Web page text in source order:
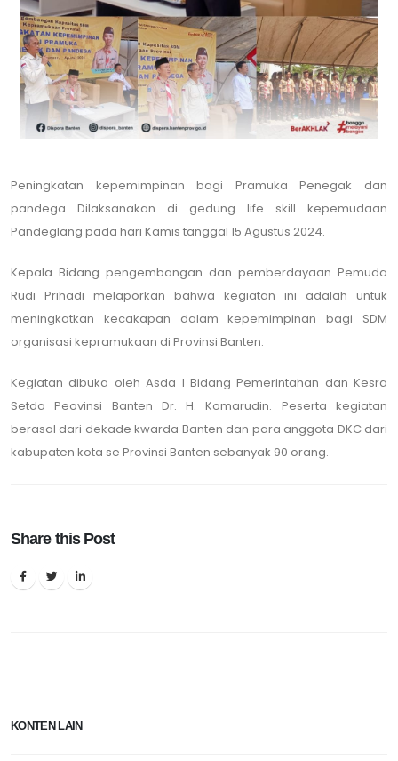
Peningkatan kepemimpinan bagi Pramuka Penegak dan
pandega Dilaksanakan di gedung life skill kepemudaan
Pandeglang pada hari Kamis tanggal 15 Agustus 2024.
Kepala Bidang pengembangan dan pemberdayaan Pemuda
Rudi Prihadi melaporkan bahwa kegiatan ini adalah untuk
meningkatkan kecakapan dalam kepemimpinan bagi SDM
organisasi kepramukaan di Provinsi Banten.
Kegiatan dibuka oleh Asda I Bidang Pemerintahan dan Kesra
Setda Peovinsi Banten Dr. H. Komarudin. Peserta kegiatan
berasal dari dekade kwarda Banten dan para anggota DKC dari
kabupaten kota se Provinsi Banten sebanyak 90 orang.
Share this Post
KONTEN LAIN